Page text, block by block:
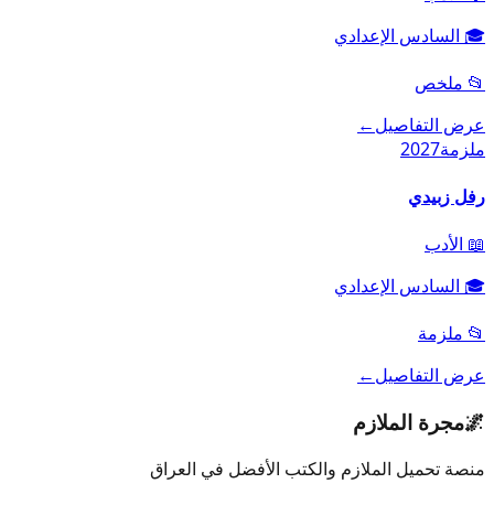
🎓 السادس الإعدادي
📂 ملخص
عرض التفاصيل←
ملزمة2027
رفل زبيدي
📖 الأدب
🎓 السادس الإعدادي
📂 ملزمة
عرض التفاصيل←
🌌مجرة الملازم
منصة تحميل الملازم والكتب الأفضل في العراق